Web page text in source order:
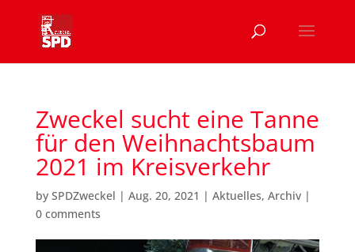
Zweckel sucht eine Tanne
für den Weihnachtsbaum
2021 im Kreisverkehr
by SPDZweckel | Aug. 20, 2021 | Aktuelles, Archiv|
0 comments